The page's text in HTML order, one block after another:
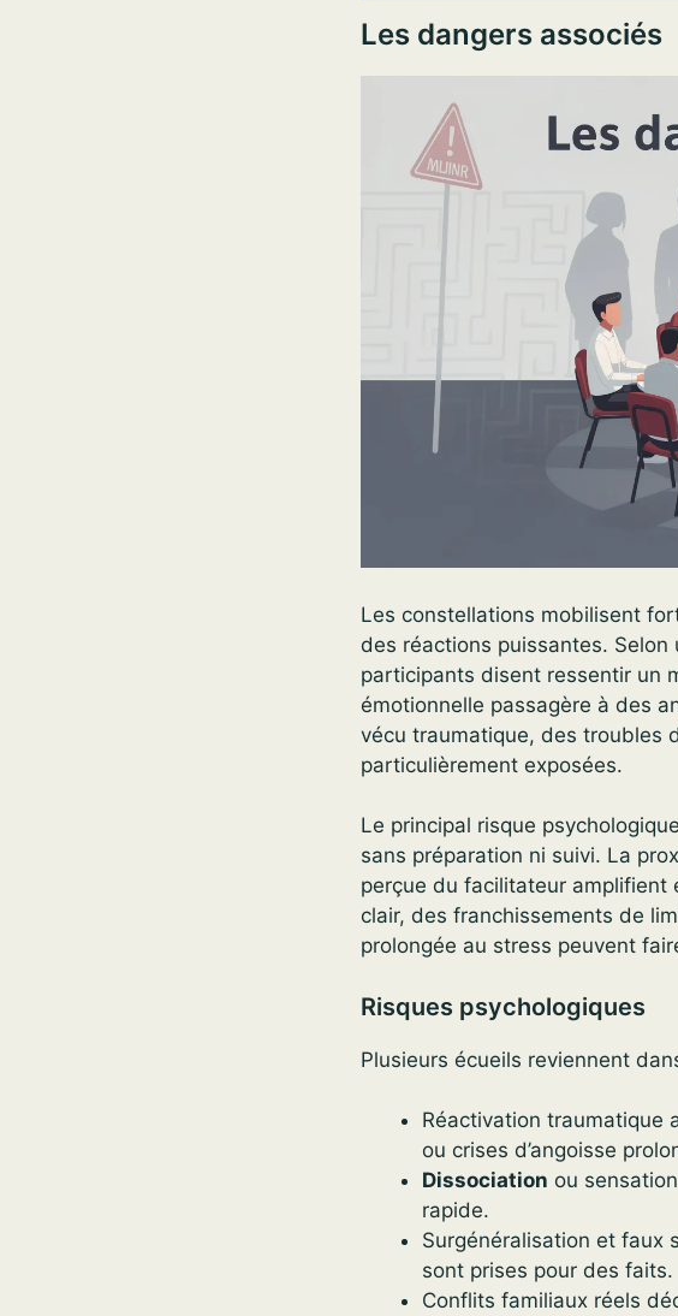
Les dangers associés
Les constellations mobilisent
des réactions puissantes.
participants disent ressentir un
émotionnelle passagère à des
vécu traumatique, des troubles
particulièrement exposées.
Le principal risque
sans préparation ni suivi. La
perçue du facilitateur amplifient
clair, des franchissements de
prolongée au stress peuvent
Risques psychologiques
Plusieurs écueils reviennent
Réactivation traumatique
ou crises d’angoisse
Dissociation ou
rapide.
Surgénéralisation et faux
sont prises pour des faits.
Conflits familiaux réels